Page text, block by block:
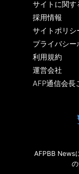
サイトに関
採用情報
サイトポリシ
プライバシー
利用規約
運営会社
AFP通信会長
AFPBB News